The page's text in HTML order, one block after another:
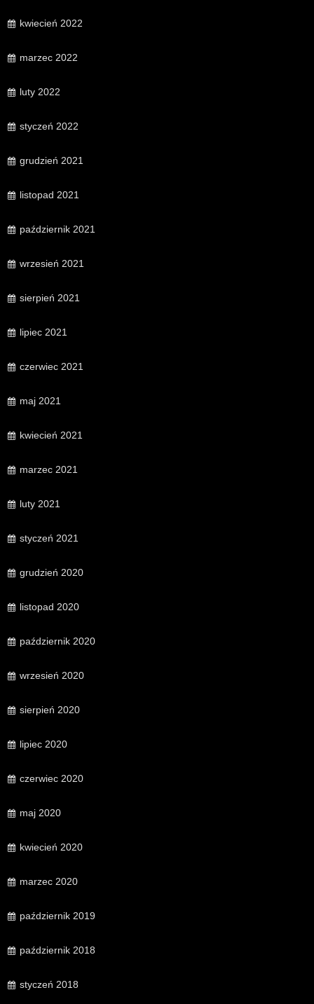
kwiecień 2022
marzec 2022
luty 2022
styczeń 2022
grudzień 2021
listopad 2021
październik 2021
wrzesień 2021
sierpień 2021
lipiec 2021
czerwiec 2021
maj 2021
kwiecień 2021
marzec 2021
luty 2021
styczeń 2021
grudzień 2020
listopad 2020
październik 2020
wrzesień 2020
sierpień 2020
lipiec 2020
czerwiec 2020
maj 2020
kwiecień 2020
marzec 2020
październik 2019
październik 2018
styczeń 2018